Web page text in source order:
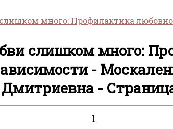
много: Профилактика
слишком много:
-
Дмитриевна -
1